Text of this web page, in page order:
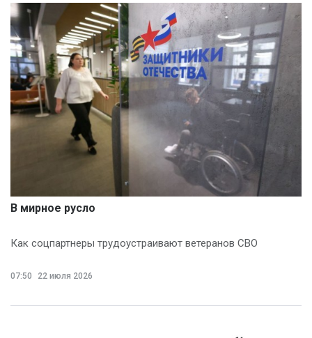
В мирное русло
Как соцпартнеры трудоустраивают ветеранов СВО
07:50 22 июля 2026